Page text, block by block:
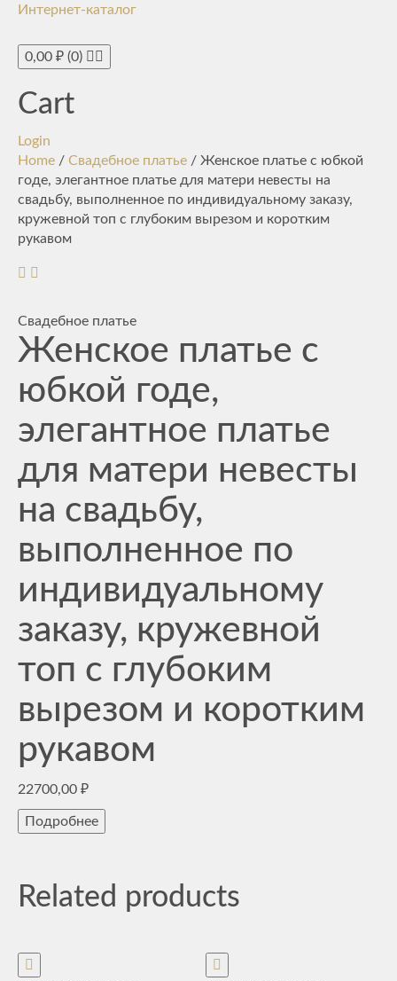
Интернет-каталог
0,00 ₽ (0)
Cart
Login
Home / Свадебное платье / Женское платье с юбкой
годе, элегантное платье для матери невесты на
свадьбу, выполненное по индивидуальному заказу,
кружевной топ с глубоким вырезом и коротким
рукавом
Свадебное платье
Женское платье с
юбкой годе,
элегантное платье
для матери невесты
на свадьбу,
выполненное по
индивидуальному
заказу, кружевной
топ с глубоким
вырезом и коротким
рукавом
22700,00 ₽
Подробнее
Related products